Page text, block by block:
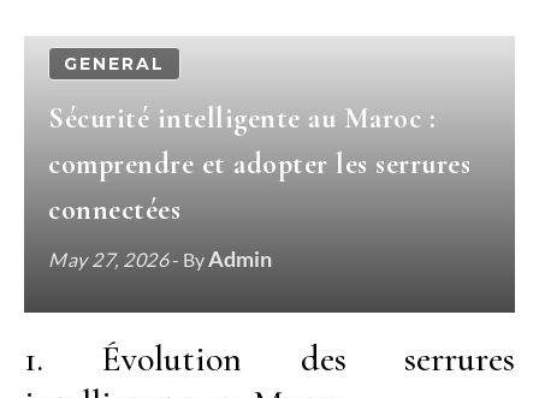
GENERAL
Sécurité intelligente au Maroc :
comprendre et adopter les serrures
connectées
May 27, 2026- ByAdmin
1. Évolution des serrures